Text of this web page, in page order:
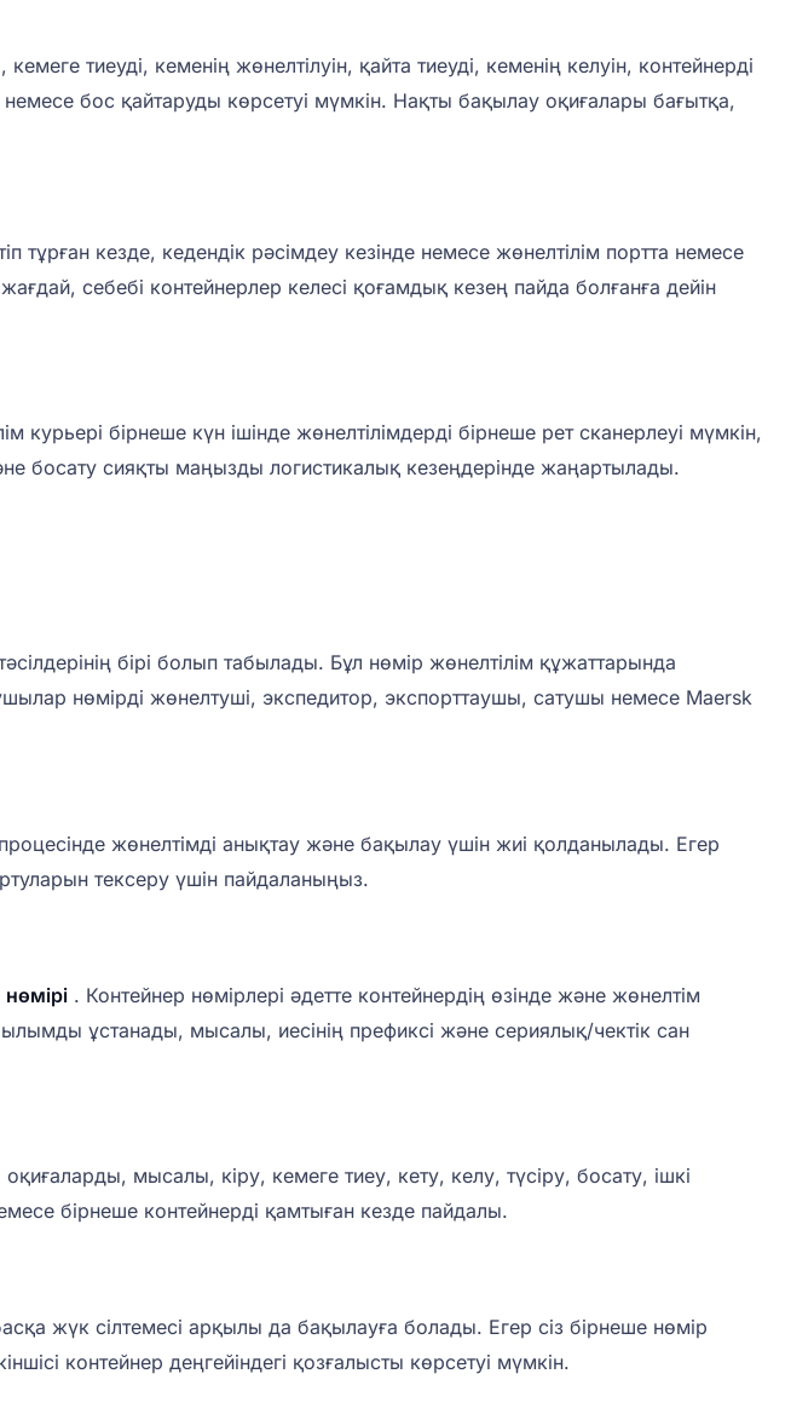
тиеуді, кеменің жөнелтілуін, қайта тиеуді, кеменің келуін, контейнерді
немесе бос қайтаруды көрсетуі мүмкін. Нақты бақылау оқиғалары бағытқа,
тұрған кезде, кедендік рәсімдеу кезінде немесе жөнелтілім портта немесе
себебі контейнерлер келесі қоғамдық кезең пайда болғанға дейін
бірнеше күн ішінде жөнелтілімдерді бірнеше рет сканерлеуі мүмкін,
босату сияқты маңызды логистикалық кезеңдерінде жаңартылады.
бірі болып табылады. Бұл нөмір жөнелтілім құжаттарында
нөмірді жөнелтуші, экспедитор, экспорттаушы, сатушы немесе Maersk
жөнелтімді анықтау және бақылау үшін жиі қолданылады. Егер
тексеру үшін пайдаланыңыз.
нөмірі . Контейнер нөмірлері әдетте контейнердің өзінде және жөнелтім
ұстанады, мысалы, иесінің префиксі және сериялық/чектік сан
мысалы, кіру, кемеге тиеу, кету, келу, түсіру, босату, ішкі
бірнеше контейнерді қамтыған кезде пайдалы.
жүк сілтемесі арқылы да бақылауға болады. Егер сіз бірнеше нөмір
контейнер деңгейіндегі қозғалысты көрсетуі мүмкін.